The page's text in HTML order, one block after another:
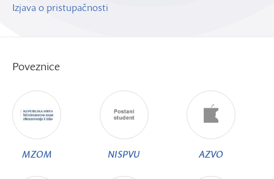
Izjava o pristupačnosti
Poveznice
MZOM NISPVU AZVO